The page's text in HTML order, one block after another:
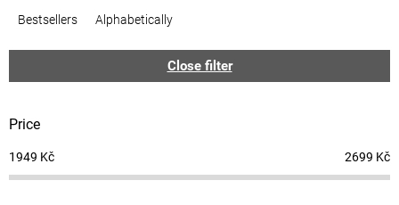
t
o
t
i
Bestsellers Alphabetically
Close filter
Price
1949 Kč 2699 Kč